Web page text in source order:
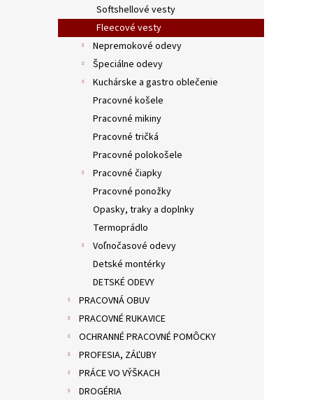
Softshellové vesty
Fleecové vesty
Nepremokové odevy
Špeciálne odevy
Kuchárske a gastro oblečenie
Pracovné košele
Pracovné mikiny
Pracovné tričká
Pracovné polokošele
Pracovné čiapky
Pracovné ponožky
Opasky, traky a doplnky
Termoprádlo
Voľnočasové odevy
Detské montérky
DETSKÉ ODEVY
PRACOVNÁ OBUV
PRACOVNÉ RUKAVICE
OCHRANNÉ PRACOVNÉ POMÔCKY
PROFESIA, ZÁĽUBY
PRÁCE VO VÝŠKACH
DROGÉRIA